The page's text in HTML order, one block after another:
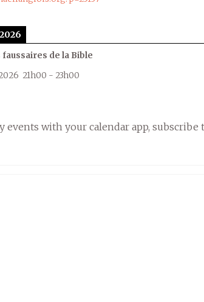
faussaires de la Bible
21h00 - 23h00
events with your calendar app, subscribe